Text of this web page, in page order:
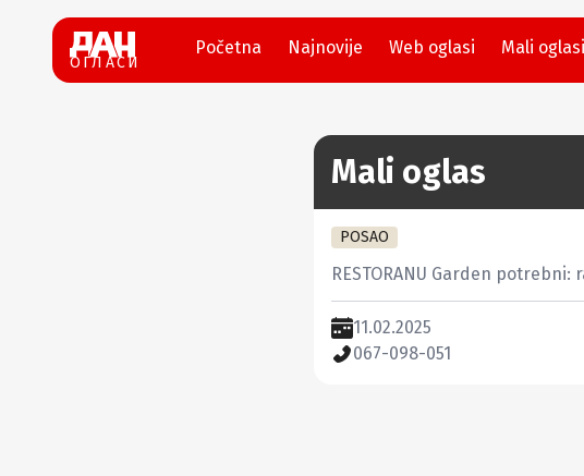
ОГЛАСИ
Početna Najnovije Web oglasi Mali oglasi
Mali oglas
POSAO
RESTORANU Garden
11.02.2025
067-098-051